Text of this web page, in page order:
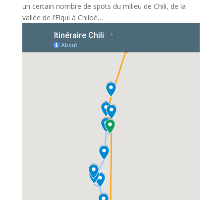
un certain nombre de spots du milieu de Chili, de la
vallée de l’Elqui à Chiloé…